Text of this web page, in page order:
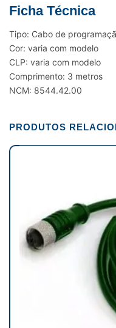
Ficha Técnica
Tipo: Cabo de
Cor: varia com modelo
CLP: varia com modelo
Comprimento: 3 metros
NCM: 8544.42.00
PRODUTOS